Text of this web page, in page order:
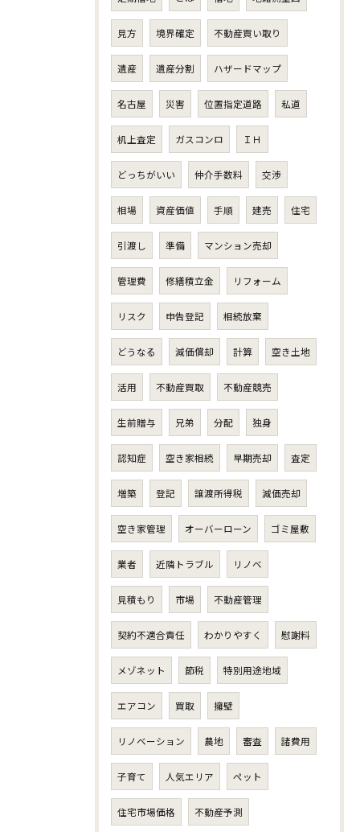
見方 境界確定 不動産買い取り
遺産 遺産分割 ハザードマップ
名古屋 災害 位置指定道路 私道
机上査定 ガスコンロ ＩＨ
どっちがいい 仲介手数料 交渉
相場 資産価値 手順 建売 住宅
引渡し 準備 マンション売却
管理費 修繕積立金 リフォーム
リスク 申告登記 相続放棄
どうなる 減価償却 計算 空き土地
活用 不動産買取 不動産競売
生前贈与 兄弟 分配 独身
認知症 空き家相続 早期売却 査定
増築 登記 譲渡所得税 減価売却
空き家管理 オーバーローン ゴミ屋敷
業者 近隣トラブル リノベ
見積もり 市場 不動産管理
契約不適合責任 わかりやすく 慰謝料
メゾネット 節税 特別用途地域
エアコン 買取 擁壁
リノベーション 農地 審査 諸費用
子育て 人気エリア ペット
住宅市場価格 不動産予測